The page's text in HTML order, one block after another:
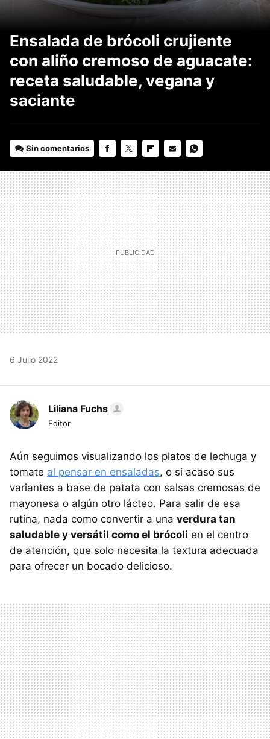
Ensalada de brócoli crujiente
con aliño cremoso de aguacate:
receta saludable, vegana y
saciante
Sin comentarios
MAIL
6 Julio 2022
Liliana Fuchs
Editor
Aún seguimos visualizando los platos de lechuga y
tomate al pensar en ensaladas, o si acaso sus
variantes a base de patata con salsas cremosas de
mayonesa o algún otro lácteo. Para salir de esa
rutina, nada como convertir a una verdura tan
saludable y versátil como el brócoli en el centro
de atención, que solo necesita la textura adecuada
para ofrecer un bocado delicioso.